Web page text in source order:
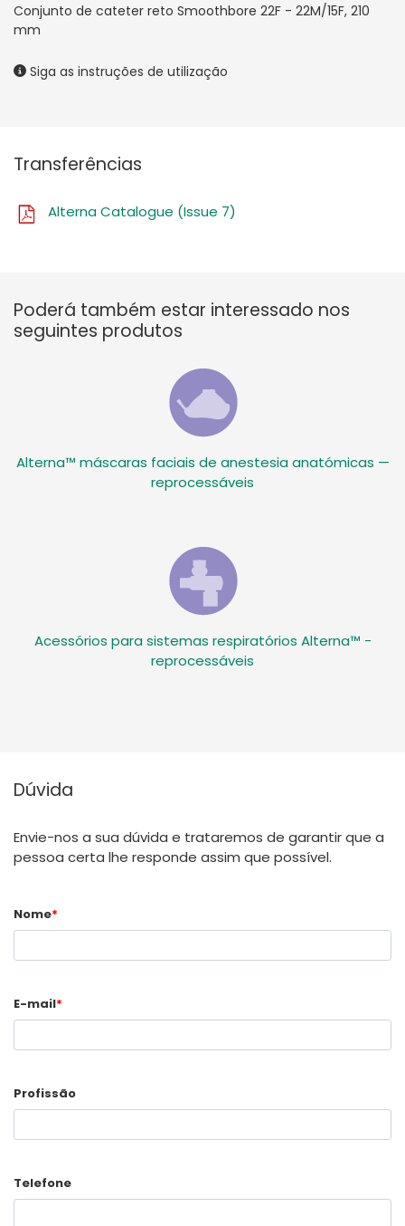
Conjunto de cateter reto Smoothbore 22F - 22M/15F, 210
mm
Siga as instruções de utilização
Transferências
Alterna Catalogue (Issue 7)
Poderá também estar interessado nos
seguintes produtos
Alterna™ máscaras faciais de anestesia anatómicas —
reprocessáveis
Acessórios para sistemas respiratórios Alterna™ -
reprocessáveis
Dúvida
Envie-nos a sua dúvida e trataremos de garantir que a
pessoa certa lhe responde assim que possível.
Nome*
E-mail*
Profissão
Telefone